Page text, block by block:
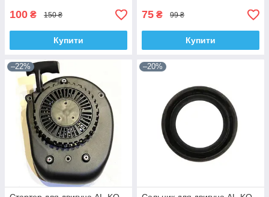
100 ₴ 150 ₴
Купити
75 ₴ 99 ₴
Купити
–22% –20%